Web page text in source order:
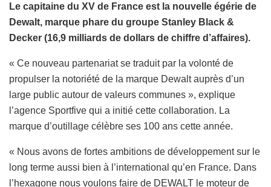
Le capitaine du XV de France est la nouvelle égérie de
Dewalt, marque phare du groupe Stanley Black &
Decker (16,9 milliards de dollars de chiffre d’affaires).
« Ce nouveau partenariat se traduit par la volonté de
propulser la notoriété de la marque Dewalt auprès d’un
large public autour de valeurs communes », explique
l’agence Sportfive qui a initié cette collaboration. La
marque d’outillage célèbre ses 100 ans cette année.
« Nous avons de fortes ambitions de développement sur le
long terme aussi bien à l’international qu’en France. Dans
l’hexagone nous voulons faire de DEWALT le moteur de